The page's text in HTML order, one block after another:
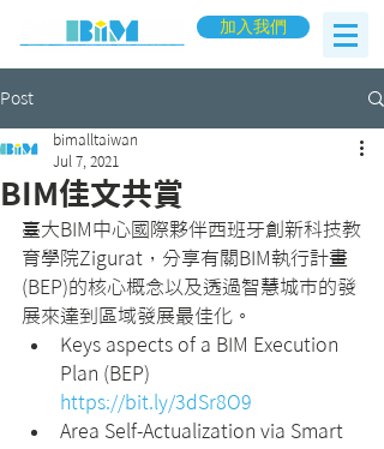
加入我們
Post
BIM佳文共賞
bimalltaiwan
Jul 7, 2021
臺大BIM中心國際夥伴西班牙創新科技教
育學院Zigurat，分享有關BIM執行計畫
(BEP)的核心概念以及透過智慧城市的發
展來達到區域發展最佳化。
Keys aspects of a BIM Execution
Plan (BEP)
https://bit.ly/3dSr8O9
Area Self-Actualization via Smart